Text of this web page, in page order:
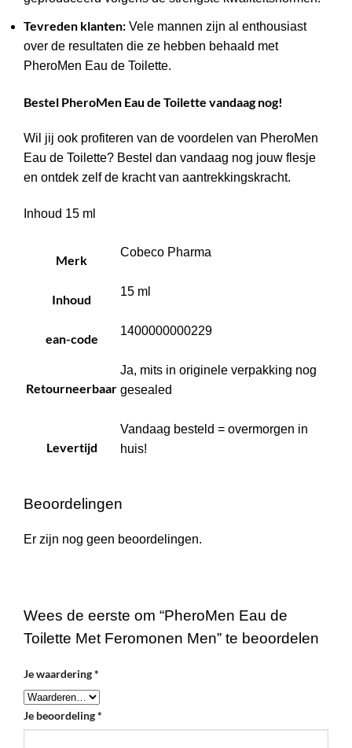
Tevreden klanten: Vele mannen zijn al enthousiast
over de resultaten die ze hebben behaald met
PheroMen Eau de Toilette.
Bestel PheroMen Eau de Toilette vandaag nog!
Wil jij ook profiteren van de voordelen van PheroMen
Eau de Toilette? Bestel dan vandaag nog jouw flesje
en ontdek zelf de kracht van aantrekkingskracht.
Inhoud 15 ml
Merk
Cobeco Pharma
Inhoud
15 ml
ean-code
1400000000229
Retourneerbaar
Ja, mits in originele verpakking nog
gesealed
Levertijd
Vandaag besteld = overmorgen in
huis!
Beoordelingen
Er zijn nog geen beoordelingen.
Wees de eerste om “PheroMen Eau de
Toilette Met Feromonen Men” te beoordelen
Je waardering*
Je beoordeling*